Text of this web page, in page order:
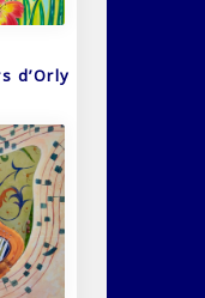
d’Orly